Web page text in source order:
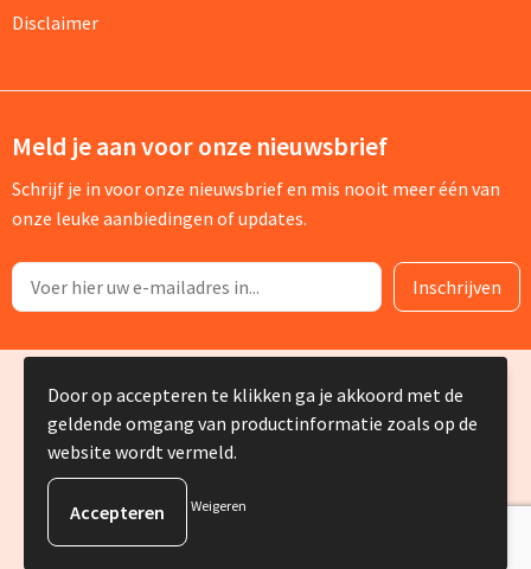
Disclaimer
Meld je aan voor onze nieuwsbrief
Schrijf je in voor onze nieuwsbrief en mis nooit meer één van
onze leuke aanbiedingen of updates.
© Copyright Silvia Bruin reclame-advies 2025
Door op accepteren te klikken ga je akkoord met de
geldende omgang van productinformatie zoals op de
website wordt vermeld.
Weigeren